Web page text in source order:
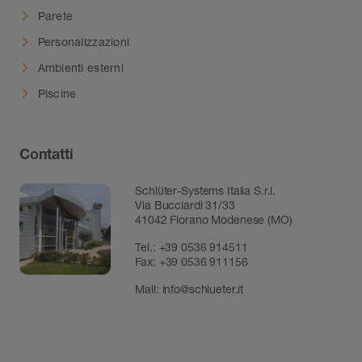
Parete
Personalizzazioni
Ambienti esterni
Piscine
Contatti
Schlüter-Systems Italia S.r.l.
Via Bucciardi 31/33
41042 Fiorano Modenese (MO)
Tel.: +39 0536 914511
Fax: +39 0536 911156
Mail: info@schlueter.it